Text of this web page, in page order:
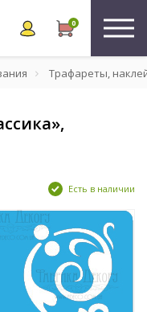
0
Трафареты,
Есть в наличии